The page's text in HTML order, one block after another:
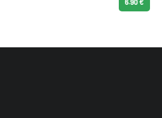
6.90 €